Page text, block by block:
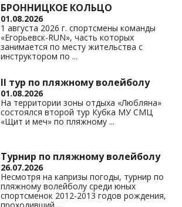
БРОННИЦКОЕ КОЛЬЦО
01.08.2026
1 августа 2026 г. спортсмены команды
«Егорьевск-RUN», часть которых
занимается по месту жительства с
инструктором по ...
II тур по пляжному волейболу
01.08.2026
На территории зоны отдыха «Любляна»
состоялся второй тур Кубка МУ СМЦ
«Щит и меч» по пляжному ...
Турнир по пляжному волейболу
26.07.2026
Несмотря на капризы погоды, турнир по
пляжному волейболу среди юных
спортсменок 2012-2013 годов рождения,